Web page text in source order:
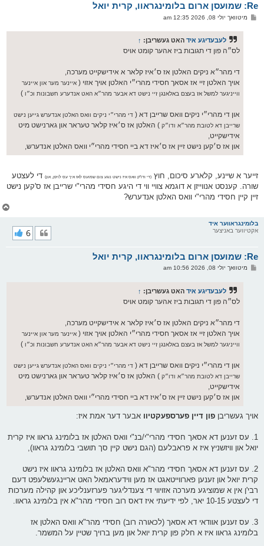
Re: שמועסן ארום בלומינגראוו, קרית יואל
פמיטוואך יולי 08, 2026 12:35 am
לעבעדיגע איד האט געשריבן: ↑
לס״ה פון די תגובות ביז אהער קומט אויס
די מהר״א ניקים האלטן אז ס׳איז קלאר א אידישקייט מערכה,
אויך האלטן זיי אז אסאך חסידי מהרי״י האלטן אויך אזוי ( איינער מער און איינער
ווייניגער למשל אז בעצם באלאנגן זיי נישט דא אבער מהר״א האט אנדערע חשבונות וכ״ו )
און די מהרי״י ניקים וואס שרייבן דא ( די מהרי״י ניקים וואס האלטן אנדערש גייען נישט
שרייבן דא לטובת מהר״א ודו״ק ) האלטן אז ס׳איז קלאר טעראר און גארנישט מיט
אידישקייט,
און אז ס׳קען נישט זיין אז ס׳איז דא ביי חסידי מהרי״י וואס האלטן אנדערש,
זייער א שיינע, קלארע סיכום, חוץ (די ודו"ק וואס איז נישט נוגע צום שמועס לאז איך עס לויפן, און) די לעצטע
שורה. קענסט אנווייזן א דוגמא צוויי ווי די היגע חסידי מהרי"י שרייבן אז ס'קען נישט
זיין קיין חסידי מהרי"י וואס האלטן אנדערש?
בלומינגראווער איד
אקטיווער באניצער
Re: שמועסן ארום בלומינגראוו, קרית יואל
6
פמיטוואך יולי 08, 2026 10:56 am
לעבעדיגע איד האט געשריבן: ↑
לס״ה פון די תגובות ביז אהער קומט אויס
די מהר״א ניקים האלטן אז ס׳איז קלאר א אידישקייט מערכה,
אויך האלטן זיי אז אסאך חסידי מהרי״י האלטן אויך אזוי ( איינער מער און איינער
ווייניגער למשל אז בעצם באלאנגן זיי נישט דא אבער מהר״א האט אנדערע חשבונות וכ״ו )
און די מהרי״י ניקים וואס שרייבן דא ( די מהרי״י ניקים וואס האלטן אנדערש גייען נישט
שרייבן דא לטובת מהר״א ודו״ק ) האלטן אז ס׳איז קלאר טעראר און גארנישט מיט
אידישקייט,
און אז ס׳קען נישט זיין אז ס׳איז דא ביי חסידי מהרי״י וואס האלטן אנדערש,
אויך געשריבן פון דיין פערספעקטיוו אבער דער אמת איז:
1. עס זענען דא אסאך חסידי מהרי"י/בנ"י וואס האלטן אז בלומינג גראוו איז קרית
יואל און וויזשניץ איז א פראבלעם (הגם נישט קיין סך תושבי בלומינג גראוו),
2. עס זענען דא אסאך חסידי מהר"א וואס האלטן אז בלומינג גראוו איז נישט
קרית יואל און זענען פארווייטאגט אז מען ווידעראמאל האט אריינגעשלעפט דעם
רבי'ן אין א שמוציגע מערכה אזויווי די צענדליגער פערזענליכע און קהילה מערכות
די לעצטע 10-15 יאר, לפי ידיעתי איז דאס רוב חסידי מהר"א אין בלומינג גראוו.
3. עס זענען אוודאי דא אסאך (לכאורה רוב) חסידי מהר"א וואס האלטן אז
בלומינג גראוו איז א חלק פון קרית יואל און מען ברויך שטיין על המשמר.